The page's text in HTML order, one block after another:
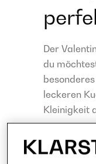
Der
du
leckeren
Kleinigkeit